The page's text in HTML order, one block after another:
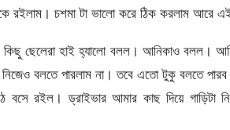
রইলাম। চশমা টা ভালো করে ঠিক করলাম আরে
কিছু ছেলেরা হাই হ্যালো বলল। আনিকাও বলল।
বলতে পারলাম না। তবে এতো টুকু বলতে
বসে রইল। ড্রাইভার আমার কাছ দিয়ে গাড়িটা